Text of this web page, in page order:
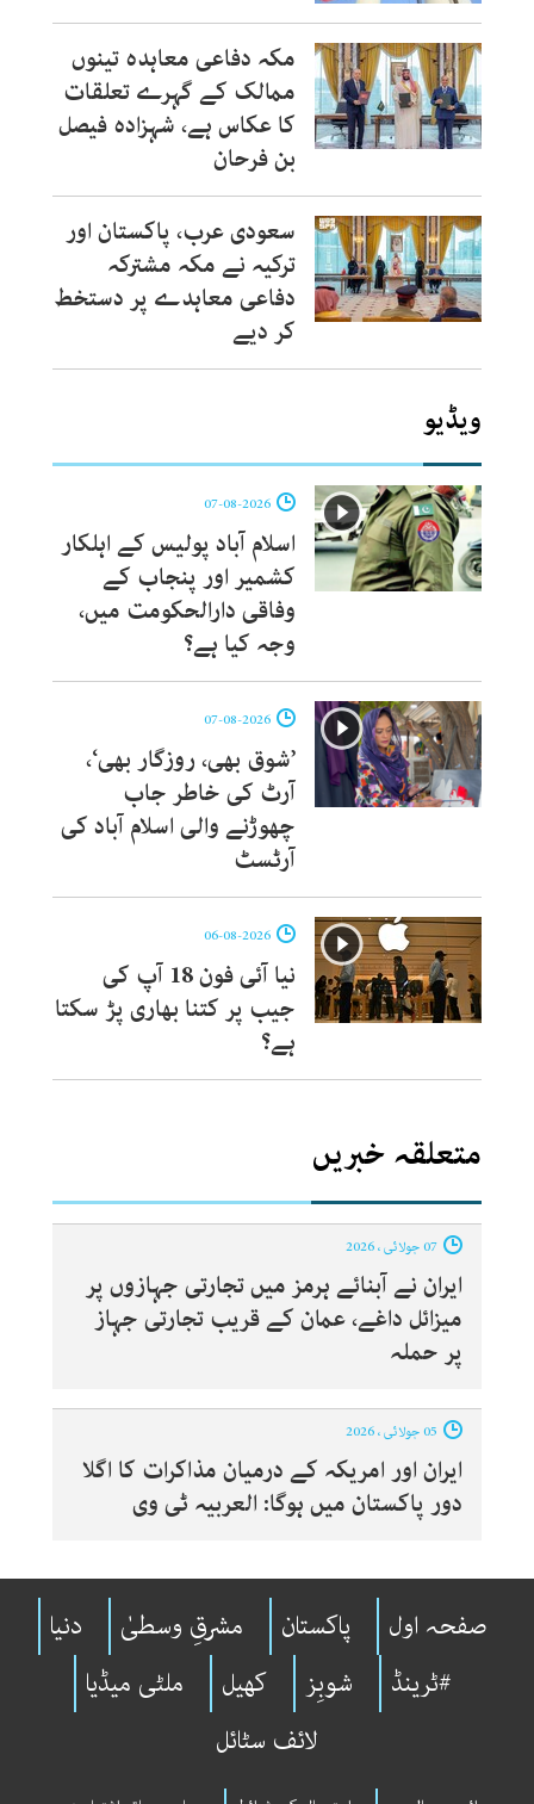
مکہ دفاعی معاہدہ تینوں
ممالک کے گہرے تعلقات
کا عکاس ہے، شہزادہ فیصل
بن فرحان
سعودی عرب، پاکستان اور
ترکیہ نے مکہ مشترکہ
دفاعی معاہدے پر دستخط
کر دیے
ویڈیو
اسلام آباد پولیس کے اہلکار
کشمیر اور پنجاب کے
وفاقی دارالحکومت میں،
وجہ کیا ہے؟
’شوق بھی، روزگار بھی‘،
آرٹ کی خاطر جاب
چھوڑنے والی اسلام آباد کی
آرٹسٹ
نیا آئی فون 18 آپ کی
جیب پر کتنا بھاری پڑ سکتا
ہے؟
متعلقہ خبریں
ایران نے آبنائے ہرمز میں تجارتی جہازوں پر
میزائل داغے، عمان کے قریب تجارتی جہاز
پر حملہ
ایران اور امریکہ کے درمیان مذاکرات کا اگلا
دور پاکستان میں ہوگا: العربیہ ٹی وی
صفحہ اول پاکستان مشرقِ وسطیٰ
دنیا
#ٹرینڈ
شوبِز کھیل
ملٹی میڈیا
لائف سٹائل